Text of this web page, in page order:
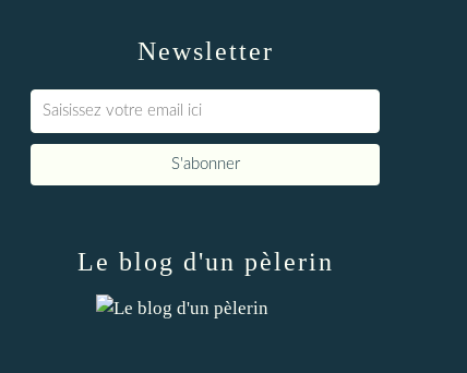
Newsletter
Le blog d'un pèlerin